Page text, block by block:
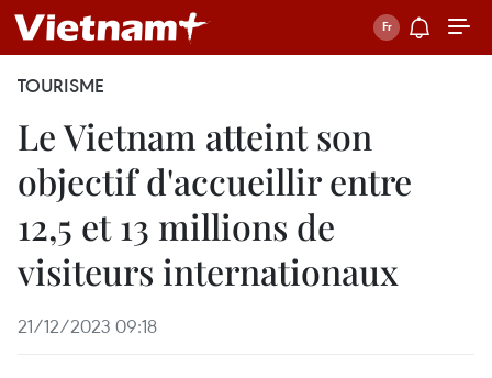
TOURISME
Le Vietnam atteint son
objectif d'accueillir entre
12,5 et 13 millions de
visiteurs internationaux
21/12/2023 09:18